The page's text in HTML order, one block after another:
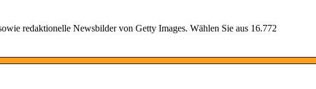
redaktionelle Newsbilder von Getty Images. Wählen Sie aus 16.772